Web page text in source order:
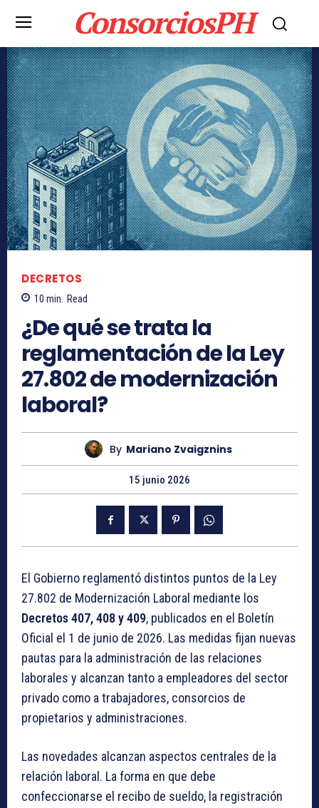
ConsorciosPH
DECRETOS
10 min. Read
¿De qué se trata la
reglamentación de la Ley
27.802 de modernización
laboral?
By Mariano Zvaigznins
15 junio 2026
El Gobierno reglamentó distintos puntos de la Ley
27.802 de Modernización Laboral mediante los
Decretos 407, 408 y 409, publicados en el Boletín
Oficial el 1 de junio de 2026. Las medidas fijan nuevas
pautas para la administración de las relaciones
laborales y alcanzan tanto a empleadores del sector
privado como a trabajadores, consorcios de
propietarios y administraciones.
Las novedades alcanzan aspectos centrales de la
relación laboral. La forma en que debe
confeccionarse el recibo de sueldo, la registración